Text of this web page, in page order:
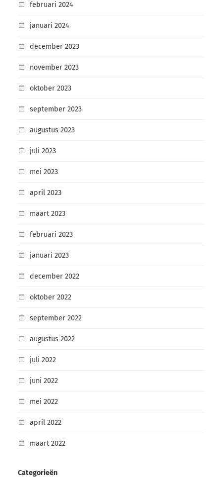
februari 2024
januari 2024
december 2023
november 2023
oktober 2023
september 2023
augustus 2023
juli 2023
mei 2023
april 2023
maart 2023
februari 2023
januari 2023
december 2022
oktober 2022
september 2022
augustus 2022
juli 2022
juni 2022
mei 2022
april 2022
maart 2022
Categorieën